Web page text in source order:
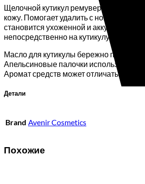
Щелочной кутикул ремувер бережно
кожу. Помогает удалить с ногтя его
становится ухоженной и аккуратной.
непосредственно на кутикулу. После
Масло для кутикулы бережно питает и
Апельсиновые палочки используют
Аромат средств может отличаться от
Детали
Brand Avenir Cosmetics
Похожие